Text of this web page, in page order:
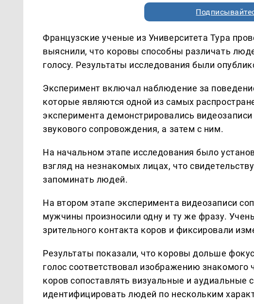
Французские ученые из Университета Тура
выяснили, что коровы способны различать
голосу. Результаты исследования были
Эксперимент включал наблюдение за
которые являются одной из самых
эксперимента демонстрировались
звукового сопровождения, а затем с ним.
На начальном этапе исследования было
взгляд на незнакомых лицах, что
запоминать людей.
На втором этапе эксперимента видеозаписи
мужчины произносили одну и ту же фразу.
зрительного контакта коров и фиксировали
Результаты показали, что коровы дольше
голос соответствовал изображению знакомого
коров сопоставлять визуальные и аудиальные
идентифицировать людей по нескольким